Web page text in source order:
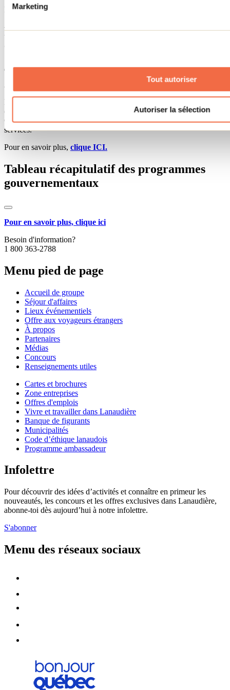
Marketing
Tout autoriser
Autoriser la sélection
Pour en savoir plus,
Programme d'accessibilité des
Le
(PAET) 2024-2026
vise à aider les entreprises touristiques du
Québec à améliorer l’accessibilité de leurs infrastructures et
services.
Pour en savoir plus, clique ICI.
Tableau récapitulatif des programmes
gouvernementaux
Pour en savoir plus, clique ici
Besoin d'information?
1 800 363-2788
Menu pied de page
Accueil de groupe
Séjour d'affaires
Lieux événementiels
Offre aux voyageurs étrangers
À propos
Partenaires
Médias
Concours
Renseignements utiles
Cartes et brochures
Zone entreprises
Offres d'emplois
Vivre et travailler dans Lanaudière
Banque de figurants
Municipalités
Code d’éthique lanaudois
Programme ambassadeur
Infolettre
Pour découvrir des idées d’activités et connaître en primeur les
nouveautés, les concours et les offres exclusives dans Lanaudière,
abonne-toi dès aujourd’hui à notre infolettre.
S'abonner
Menu des réseaux sociaux